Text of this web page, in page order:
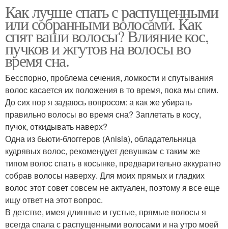
Как лучше спать с распущенными
или собранными волосами. Как
спят ваши волосы? Влияние кос,
пучков и жгутов на волосы во
время сна.
Бесспорно, проблема сечения, ломкости и спутывания
волос касается их положения в то время, пока мы спим.
До сих пор я задаюсь вопросом: а как же убирать
правильно волосы во время сна? Заплетать в косу,
пучок, откидывать наверх?
Одна из бьюти-блоггеров (Anisia), обладательница
кудрявых волос, рекомендует девушкам с таким же
типом волос спать в косынке, предварительно аккуратно
собрав волосы наверху. Для моих прямых и гладких
волос этот совет совсем не актуален, поэтому я все еще
ищу ответ на этот вопрос.
В детстве, имея длинные и густые, прямые волосы я
всегда спала с распущенными волосами и на утро моей